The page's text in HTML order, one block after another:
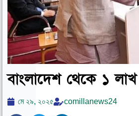
বাংলাদেশ থেকে ১
মে ২৯, ২০২৫ comillanews24